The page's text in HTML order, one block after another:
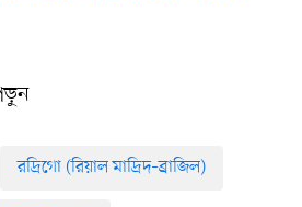
রদ্রিগো (রিয়াল মাদ্রিদ–ব্রাজিল)